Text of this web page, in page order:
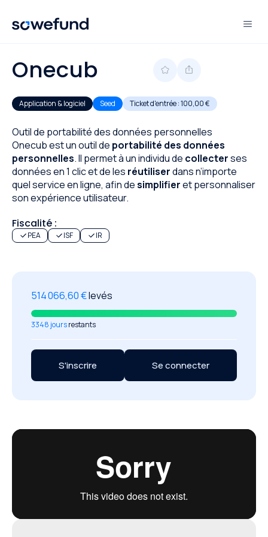
Onecub
Application & logiciel Seed Ticket d'entrée :100,00 €
Fiscalité :
PEA ISF IR
Outil de portabilité des données personnelles
Onecub est un outil de portabilité des données
personnelles. Il permet à un individu de collecterses
données en 1 clic et de les réutiliserdans n’importe
quel service en ligne, afin desimplifieret personnaliser
son expérience utilisateur.
514 066,60 €levés
3348 joursrestants
S'inscrire Se connecter